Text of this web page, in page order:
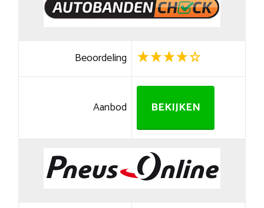
Beoordeling
Aanbod BEKIJKEN